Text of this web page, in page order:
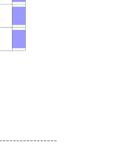
ｰｰｰｰｰｰｰｰｰｰｰｰｰｰｰ